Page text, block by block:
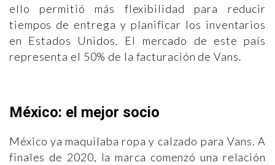
ello permitió más flexibilidad para reducir
tiempos de entrega y planificar los inventarios
en Estados Unidos. El mercado de este país
representa el 50% de la facturación de Vans.
México: el mejor socio
México ya maquilaba ropa y calzado para Vans. A
finales de 2020, la marca comenzó una relación